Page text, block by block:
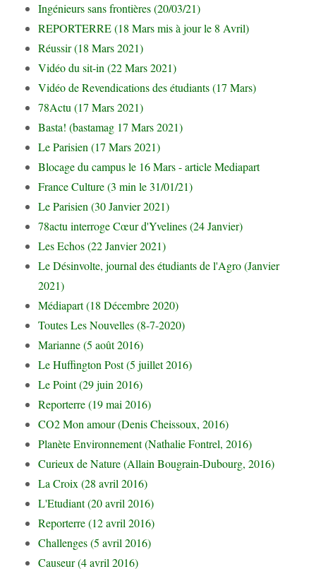
Ingénieurs sans frontières (20/03/21)
REPORTERRE (18 Mars mis à jour le 8 Avril)
Réussir (18 Mars 2021)
Vidéo du sit-in (22 Mars 2021)
Vidéo de Revendications des étudiants (17 Mars)
78Actu (17 Mars 2021)
Basta! (bastamag 17 Mars 2021)
Le Parisien (17 Mars 2021)
Blocage du campus le 16 Mars - article Mediapart
France Culture (3 min le 31/01/21)
Le Parisien (30 Janvier 2021)
78actu interroge Cœur d'Yvelines (24 Janvier)
Les Echos (22 Janvier 2021)
Le Désinvolte, journal des étudiants de l'Agro (Janvier
2021)
Médiapart (18 Décembre 2020)
Toutes Les Nouvelles (8-7-2020)
Marianne (5 août 2016)
Le Huffington Post (5 juillet 2016)
Le Point (29 juin 2016)
Reporterre (19 mai 2016)
CO2 Mon amour (Denis Cheissoux, 2016)
Planète Environnement (Nathalie Fontrel, 2016)
Curieux de Nature (Allain Bougrain-Dubourg, 2016)
La Croix (28 avril 2016)
L'Etudiant (20 avril 2016)
Reporterre (12 avril 2016)
Challenges (5 avril 2016)
Causeur (4 avril 2016)